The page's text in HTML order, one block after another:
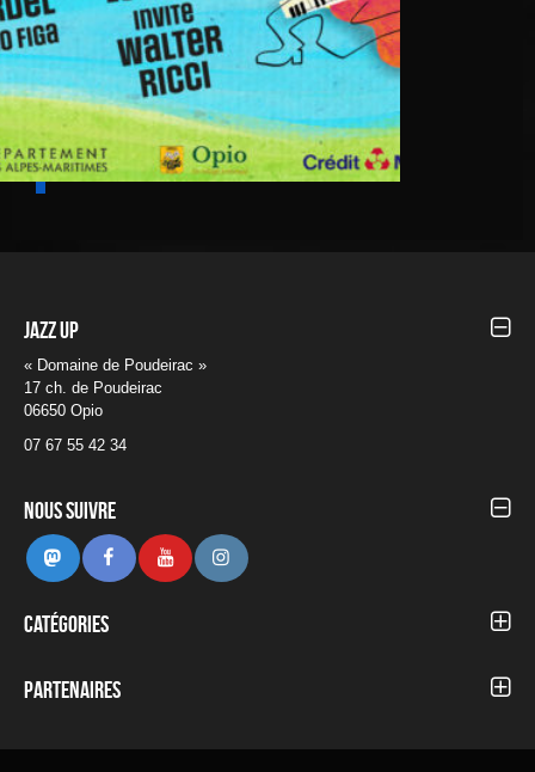
Jazz UP
« Domaine de Poudeirac »
17 ch. de Poudeirac
06650 Opio
07 67 55 42 34
Nous suivre
MastodonFacebookYoutube Instagram
Catégories
Blog
Concerts 2014
Partenaires